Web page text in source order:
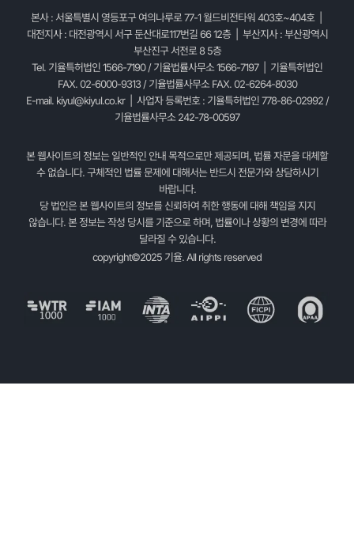
본사 : 서울특별시 영등포구 여의나루로 77-1 월드비전타워 403호~404호 |
대전지사 : 대전광역시 서구 둔산대로117번길 66 12층 | 부산지사 : 부산광역시
부산진구 서전로 8 5층
Tel. 기율특허법인 1566-7190 / 기율법률사무소 1566-7197 | 기율특허법인
FAX. 02-6000-9313 / 기율법률사무소 FAX. 02-6264-8030
E-mail. kiyul@kiyul.co.kr| 사업자 등록번호 : 기율특허법인 778-86-02992 /
기율법률사무소 242-78-00597
본 웹사이트의 정보는 일반적인 안내 목적으로만 제공되며, 법률 자문을 대체할
수 없습니다. 구체적인 법률 문제에 대해서는 반드시 전문가와 상담하시기
바랍니다.
당 법인은 본 웹사이트의 정보를 신뢰하여 취한 행동에 대해 책임을 지지
않습니다. 본 정보는 작성 당시를 기준으로 하며, 법률이나 상황의 변경에 따라
달라질 수 있습니다.
copyright©2025 기율. All rights reserved